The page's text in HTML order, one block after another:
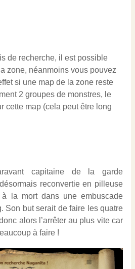
de recherche, il est possible
zone, néanmoins vous pouvez
si une map de la zone reste
2 groupes de monstres, le
cette map (cela peut être long
capitaine de la garde
reconvertie en pilleuse
la mort dans une embuscade
Son but serait de faire les quatre
alors l’arrêter au plus vite car
à faire !